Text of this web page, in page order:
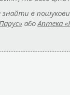
в
або Аптека